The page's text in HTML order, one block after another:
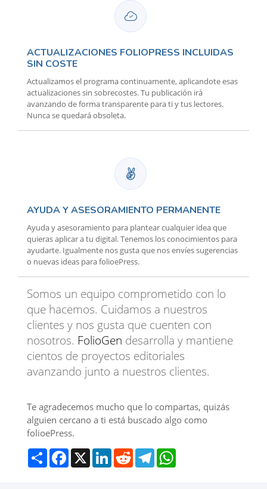
ACTUALIZACIONES FOLIOPRESS INCLUIDAS
SIN COSTE
Actualizamos el programa continuamente, aplicandote esas
actualizaciones sin sobrecostes. Tu publicación irá
avanzando de forma transparente para ti y tus lectores.
Nunca se quedará obsoleta.
AYUDA Y ASESORAMIENTO PERMANENTE
Ayuda y asesoramiento para plantear cualquier idea que
quieras aplicar a tu digital. Tenemos los conocimientos para
ayudarte. Igualmente nos gusta que nos envíes sugerencias
o nuevas ideas para folioePress.
Somos un equipo comprometido con lo
que hacemos. Cuidamos a nuestros
clientes y nos gusta que cuenten con
nosotros. FolioGen desarrolla y mantiene
cientos de proyectos editoriales
avanzando junto a nuestros clientes.
Te agradecemos mucho que lo compartas, quizás
alguien cercano a ti está buscado algo como
folioePress.
CompartirFacebook
X LinkedInRedditTelegram